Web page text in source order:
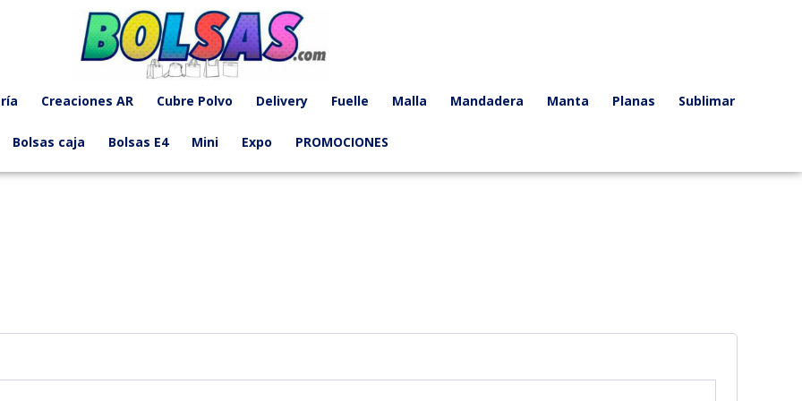
Creaciones AR Cubre Polvo Delivery Fuelle Malla Mandadera Manta Planas Sublimar
Bolsas caja Bolsas E4 Mini Expo PROMOCIONES